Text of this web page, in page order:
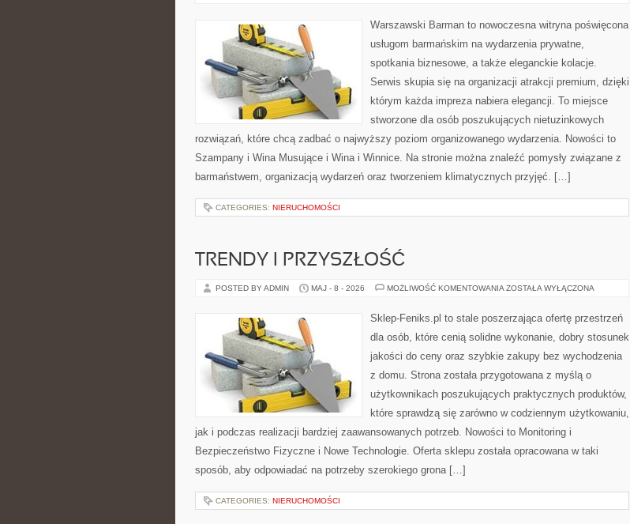
Warszawski Barman to nowoczesna witryna poświęcona
usługom barmańskim na wydarzenia prywatne,
spotkania biznesowe, a także eleganckie kolacje.
Serwis skupia się na organizacji atrakcji premium, dzięki
którym każda impreza nabiera elegancji. To miejsce
stworzone dla osób poszukujących nietuzinkowych
rozwiązań, które chcą zadbać o najwyższy poziom organizowanego wydarzenia. Nowości to
Szampany i Wina Musujące i Wina i Winnice. Na stronie można znaleźć pomysły związane z
barmaństwem, organizacją wydarzeń oraz tworzeniem klimatycznych przyjęć. […]
CATEGORIES: NIERUCHOMOŚCI
TRENDY I PRZYSZŁOŚĆ
POSTED BY ADMIN MAJ - 8 - 2026 MOŻLIWOŚĆ KOMENTOWANIA TRENDY
ZOSTAŁA WYŁĄCZONA
Sklep-Feniks.pl to stale poszerzająca ofertę przestrzeń
dla osób, które cenią solidne wykonanie, dobry stosunek
jakości do ceny oraz szybkie zakupy bez wychodzenia
z domu. Strona została przygotowana z myślą o
użytkownikach poszukujących praktycznych produktów,
które sprawdzą się zarówno w codziennym użytkowaniu,
jak i podczas realizacji bardziej zaawansowanych potrzeb. Nowości to Monitoring i
Bezpieczeństwo Fizyczne i Nowe Technologie. Oferta sklepu została opracowana w taki
sposób, aby odpowiadać na potrzeby szerokiego grona […]
CATEGORIES: NIERUCHOMOŚCI